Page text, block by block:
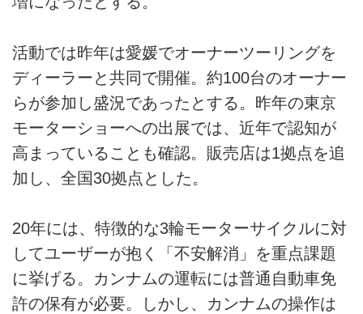
活動では昨年は愛媛でオーナーツーリングを
ディーラーと共同で開催。約100台のオーナー
らが参加し盛況であったとする。昨年の東京
モーターショーへの出展では、近年で認知が
高まっていることも確認。販売店は1拠点を追
加し、全国30拠点とした。
20年には、特徴的な3輪モーターサイクルに対
してユーザーが抱く「不安解消」を重点課題
に挙げる。カンナムの運転には普通自動車免
許の保有が必要。しかし、カンナムの操作は